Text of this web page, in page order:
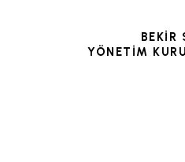
BEKİR
YÖNETİM